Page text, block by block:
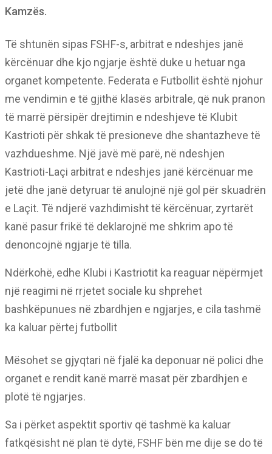
Kamzës.
Të shtunën sipas FSHF-s, arbitrat e ndeshjes janë
kërcënuar dhe kjo ngjarje është duke u hetuar nga
organet kompetente. Federata e Futbollit është njohur
me vendimin e të gjithë klasës arbitrale, që nuk pranon
të marrë përsipër drejtimin e ndeshjeve të Klubit
Kastrioti për shkak të presioneve dhe shantazheve të
vazhdueshme. Një javë më parë, në ndeshjen
Kastrioti-Laçi arbitrat e ndeshjes janë kërcënuar me
jetë dhe janë detyruar të anulojnë një gol për skuadrën
e Laçit. Të ndjerë vazhdimisht të kërcënuar, zyrtarët
kanë pasur frikë të deklarojnë me shkrim apo të
denoncojnë ngjarje të tilla.
Ndërkohë, edhe Klubi i Kastriotit ka reaguar nëpërmjet
një reagimi në rrjetet sociale ku shprehet
bashkëpunues në zbardhjen e ngjarjes, e cila tashmë
ka kaluar përtej futbollit
Mësohet se gjyqtari në fjalë ka deponuar në polici dhe
organet e rendit kanë marrë masat për zbardhjen e
plotë të ngjarjes.
Sa i përket aspektit sportiv që tashmë ka kaluar
fatkqësisht në plan të dytë, FSHF bën me dije se do të